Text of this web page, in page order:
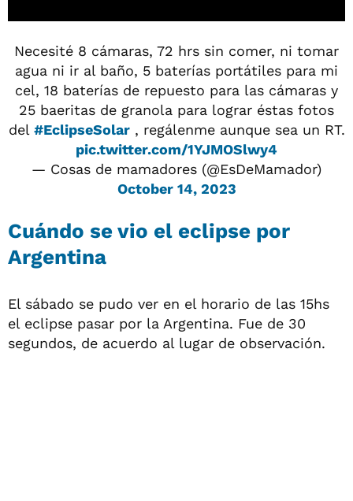
Necesité 8 cámaras, 72 hrs sin comer, ni tomar
agua ni ir al baño, 5 baterías portátiles para mi
cel, 18 baterías de repuesto para las cámaras y
25 baeritas de granola para lograr éstas fotos
del #EclipseSolar, regálenme aunque sea un RT.
pic.twitter.com/1YJMOSlwy4
— Cosas de mamadores (@EsDeMamador)
October 14, 2023
Cuándo se vio el eclipse por
Argentina
El sábado se pudo ver en el horario de las 15hs
el eclipse pasar por la Argentina. Fue de 30
segundos, de acuerdo al lugar de observación.